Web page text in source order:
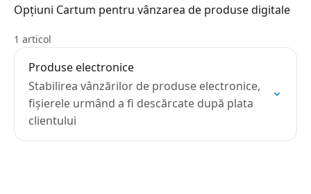
Opțiuni Cartum pentru vânzarea de produse digitale
1 articol
Produse electronice
Stabilirea vânzărilor de produse electronice,
fișierele urmând a fi descărcate după plata
clientului